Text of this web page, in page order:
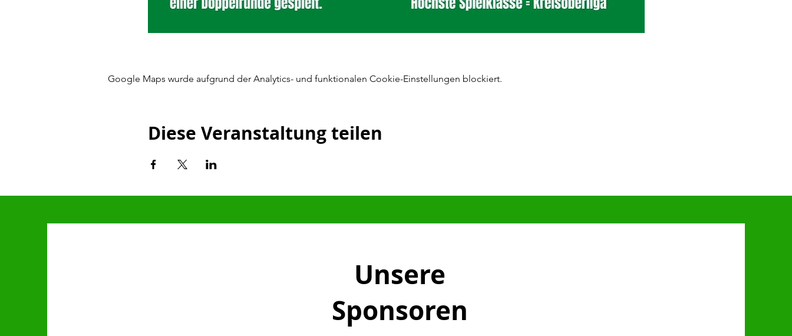
Google Maps wurde aufgrund der Analytics- und funktionalen Cookie-Einstellungen blockiert.
Diese Veranstaltung teilen
Unsere
Sponsoren